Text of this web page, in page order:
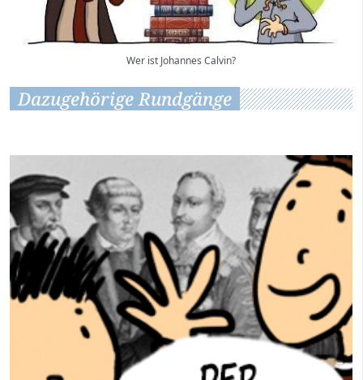
Wer ist Johannes Calvin?
Dazugehörige Rundgänge